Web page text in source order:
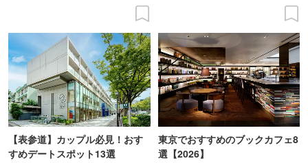
【表参道】カップル必見！おす
すめデートスポット13選
東京でおすすめのブックカフェ8
選【2026】